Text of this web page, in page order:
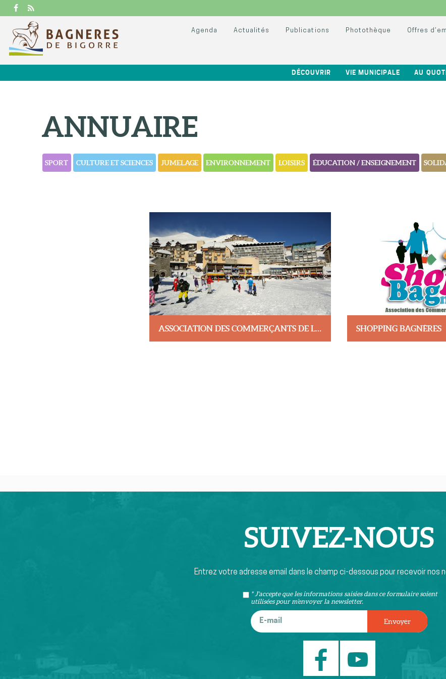
Agenda Actualités Publications Photothèque Offres
DÉCOUVRIR VIE MUNICIPALE AU
ANNUAIRE
SPORT CULTURE ET SCIENCES JUMELAGE ENVIRONNEMENT LOISIRS ÉDUCATION / ENSEIGNEMENT
ASSOCIATION DES COMMERÇANTS DE LA MONGIE SHOPPING BAGNÈRES
SUIVEZ-NOUS
Entrez votre adresse email dans le champ ci-dessous pour recevoir nos
* J'accepte que les informations saisies dans ce formulaire soient
utilisées pour m’envoyer la newsletter.